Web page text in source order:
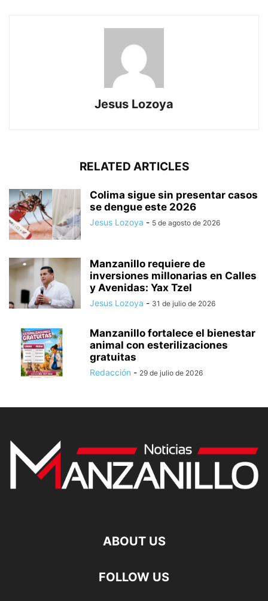
Jesus Lozoya
RELATED ARTICLES
Colima sigue sin presentar casos
se dengue este 2026
Jesus Lozoya - 5 de agosto de 2026
Manzanillo requiere de
inversiones millonarias en Calles
y Avenidas: Yax Tzel
Jesus Lozoya - 31 de julio de 2026
Manzanillo fortalece el bienestar
animal con esterilizaciones
gratuitas
Redacción - 29 de julio de 2026
ABOUT US
FOLLOW US